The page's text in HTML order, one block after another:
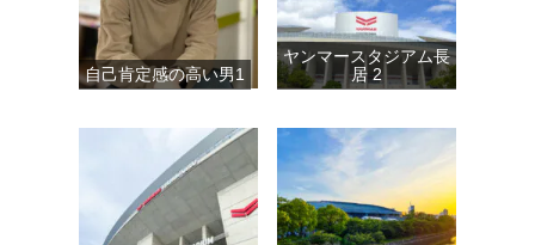
自己肯定感の高い男1
ヤンマースタジアム長
居 2